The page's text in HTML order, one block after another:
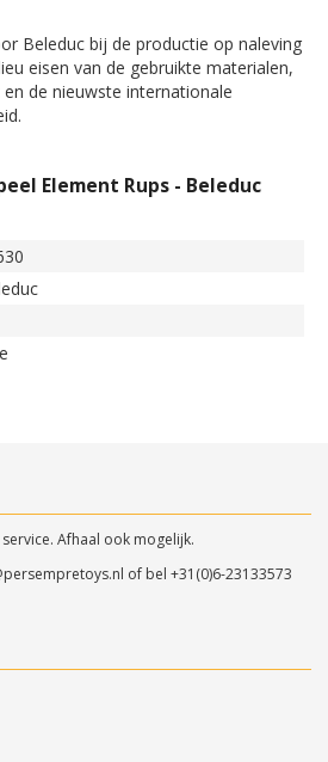
Beleduc bij de productie op naleving
eisen van de gebruikte materialen,
de nieuwste internationale
Element Rups - Beleduc
Afhaal ook mogelijk.
of bel+31(0)6-23133573